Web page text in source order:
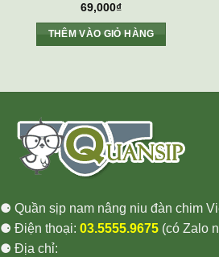
69,000₫
THÊM VÀO GIỎ HÀNG
⚈ Quần sịp nam nâng niu đàn chim
⚈ Điện thoại: 03.5555.9675 (có Zalo
⚈ Địa chỉ: